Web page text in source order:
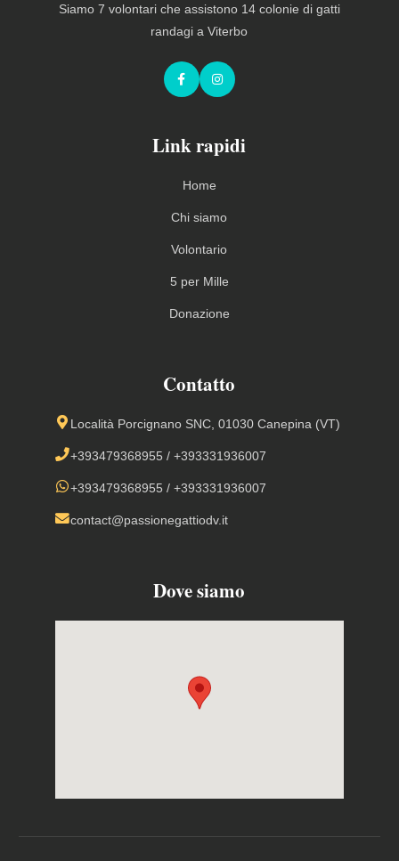
Siamo 7 volontari che assistono 14 colonie di gatti
randagi a Viterbo
FacebookInstagram
Link rapidi
Home
Chi siamo
Volontario
5 per Mille
Donazione
Contatto
Località Porcignano SNC, 01030 Canepina (VT)
+393479368955 /+393331936007
+393479368955 /+393331936007
contact@passionegattiodv.it
Dove siamo